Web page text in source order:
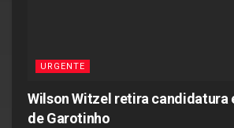
URGENTE
Wilson Witzel retira candidatura
de Garotinho